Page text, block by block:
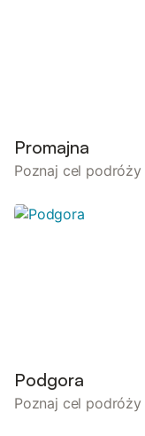
Promajna
Poznaj cel
Podgora
Poznaj cel